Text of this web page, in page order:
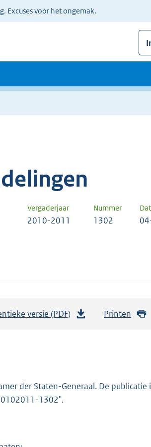
Excuses voor het ongemak.
Vergaderjaar Nummer
2010-2011 1302
versie (PDF) Printen
der Staten-Generaal. De publicatie
1302".